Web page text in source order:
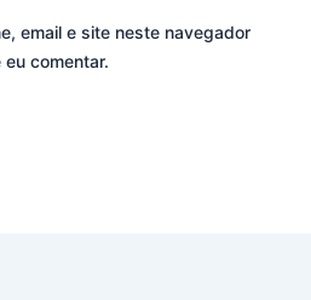
email e site neste navegador
comentar.